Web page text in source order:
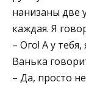
нанизаны две
каждая. Я
– Ого! А у
Ванька
– Да, просто